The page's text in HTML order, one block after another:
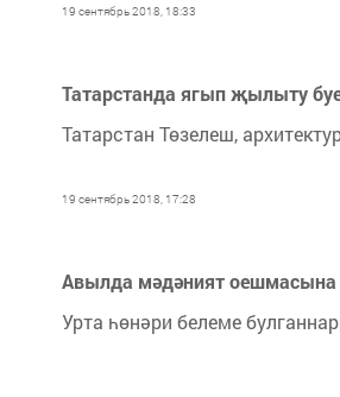
19 сентябрь 2018, 18:33
Татарстанда ягып җылыту
Татарстан Төзелеш,
19 сентябрь 2018, 17:28
Авылда мәдәният оешмасына
Урта һөнәри белеме